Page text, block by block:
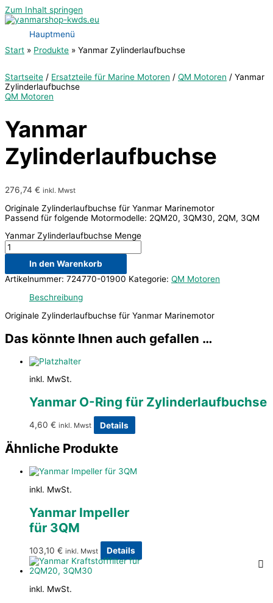
Zum Inhalt springen
Hauptmenü
Start
Produkte Yanmar Zylinderlaufbuchse
Startseite / Ersatzteile für Marine Motoren / QM Motoren / Yanmar
Zylinderlaufbuchse
QM Motoren
Yanmar
Zylinderlaufbuchse
276,74 € inkl. Mwst
Originale Zylinderlaufbuchse für Yanmar Marinemotor
Passend für folgende Motormodelle: 2QM20, 3QM30, 2QM, 3QM
Yanmar Zylinderlaufbuchse Menge
In den Warenkorb
Artikelnummer: 724770-01900 Kategorie: QM Motoren
Beschreibung
Originale Zylinderlaufbuchse für Yanmar Marinemotor
Das könnte Ihnen auch gefallen …
inkl. MwSt.
Yanmar O-Ring für Zylinderlaufbuchse
4,60 € inkl. Mwst Details
Ähnliche Produkte
inkl. MwSt.
Yanmar Impeller
für 3QM
103,10 € inkl. Mwst Details
inkl. MwSt.